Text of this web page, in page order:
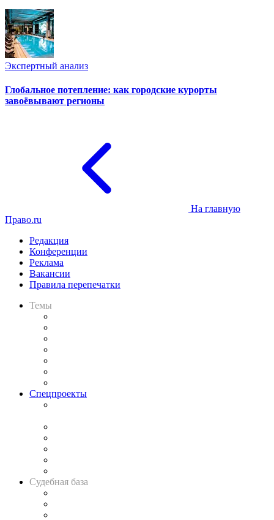
Экспертный анализ
Глобальное потепление: как городские курорты
завоёвывают регионы
На главную
Право.ru
Редакция
Конференции
Реклама
Вакансии
Правила перепечатки
Темы
Спецпроекты
Судебная база